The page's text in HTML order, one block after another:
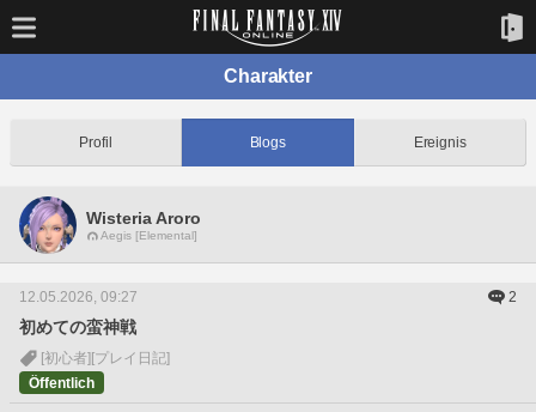
Charakter
Profil Blogs Ereignis
Wisteria Aroro
Aegis [Elemental]
12.05.2026, 09:27 2
初めての蛮神戦
[初心者] [プレイ日記]
Öffentlich